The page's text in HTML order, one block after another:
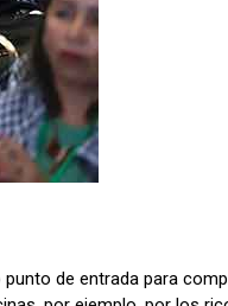
de entrada para